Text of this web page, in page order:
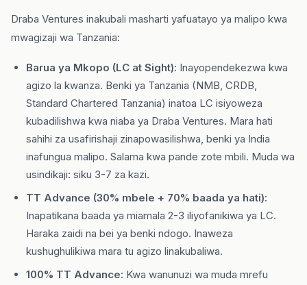
Draba Ventures inakubali masharti yafuatayo ya malipo kwa
mwagizaji wa Tanzania:
Barua ya Mkopo (LC at Sight): Inayopendekezwa kwa
agizo la kwanza. Benki ya Tanzania (NMB, CRDB,
Standard Chartered Tanzania) inatoa LC isiyoweza
kubadilishwa kwa niaba ya Draba Ventures. Mara hati
sahihi za usafirishaji zinapowasilishwa, benki ya India
inafungua malipo. Salama kwa pande zote mbili. Muda wa
usindikaji: siku 3-7 za kazi.
TT Advance (30% mbele + 70% baada ya hati):
Inapatikana baada ya miamala 2-3 iliyofanikiwa ya LC.
Haraka zaidi na bei ya benki ndogo. Inaweza
kushughulikiwa mara tu agizo linakubaliwa.
100% TT Advance: Kwa wanunuzi wa muda mrefu